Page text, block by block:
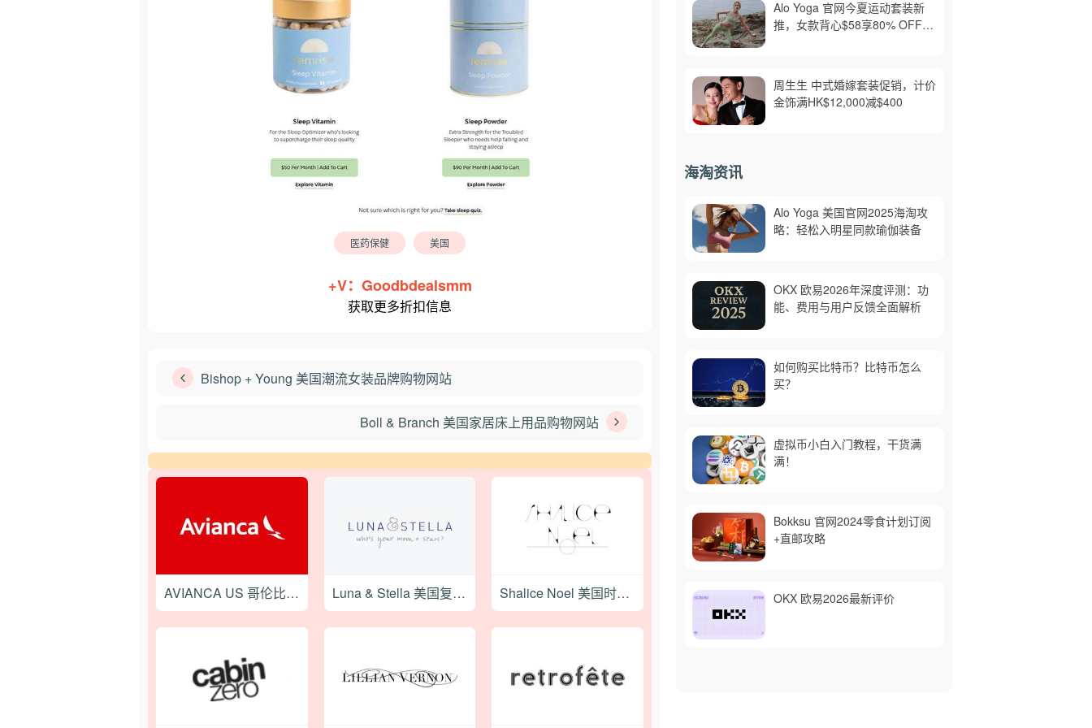
医药保健 美国
+V：Goodbdealsmm
获取更多折扣信息
Bishop + Young 美国潮流女装品牌购物网站
Boll & Branch 美国家居床上用品购物网站
AVIANCA US 哥伦比亚国家航空在线预订网站 Luna & Stella 美国复古珠宝饰品购物网站 Shalice Noel 美国时尚休闲女装购物网站
Alo Yoga 官网今夏运动套装新
推，女款背心$58享80% OFF，
周生生 中式婚嫁套装促销，计价
金饰满HK$12,000减$400
海淘资讯
Alo Yoga 美国官网2025海淘攻
略：轻松入明星同款瑜伽装备
OKX 欧易2026年深度评测：功
能、费用与用户反馈全面解析
如何购买比特币？比特币怎么
买？
虚拟币小白入门教程，干货满
满！
Bokksu 官网2024零食计划订阅
+直邮攻略
OKX 欧易2026最新评价